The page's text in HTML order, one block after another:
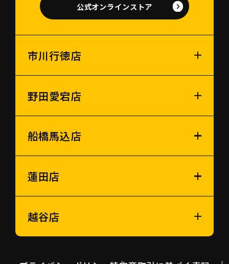
公式オンラインストア
市川行徳店
野田愛宕店
船橋馬込店
蓮田店
越谷店